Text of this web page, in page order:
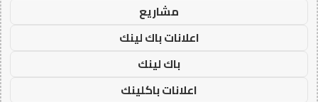
مشاريع
اعلانات باك لينك
باك لينك
اعلانات باكلينك